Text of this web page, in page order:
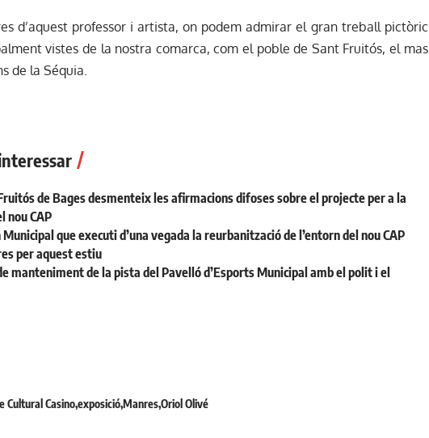
d’aquest professor i artista, on podem admirar el gran treball pictòric
vistes de la nostra comarca, com el poble de Sant Fruitós, el mas
de la Séquia.
de Bages desmenteix les afirmacions difoses sobre el projecte per a la
nou CAP
que executi d’una vegada la reurbanització de l’entorn del nou CAP
per aquest estiu
manteniment de la pista del Pavelló d’Esports Municipal amb el polit i el
Cultural CasinoexposicióManresOriol Olivé